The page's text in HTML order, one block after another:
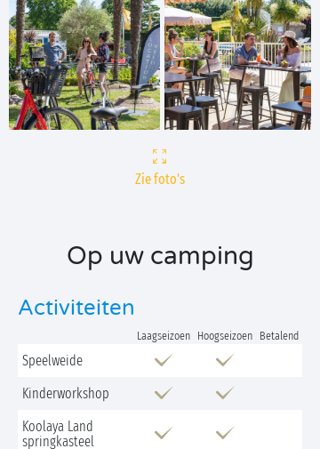
Zie foto's
Op uw camping
Activiteiten
Laagseizoen Hoogseizoen Betalend
Speelweide
Kinderworkshop
Koolaya Land
springkasteel